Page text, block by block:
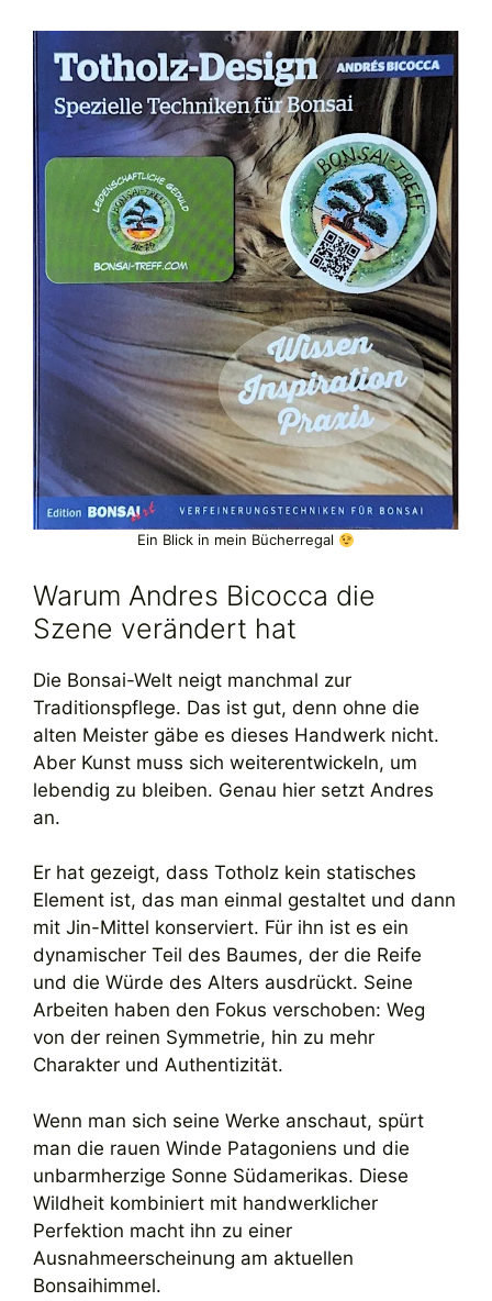
Ein Blick in mein Bücherregal
Warum Andres Bicocca die
Szene verändert hat
Die Bonsai-Welt neigt manchmal zur
Traditionspflege. Das ist gut, denn ohne die
alten Meister gäbe es dieses Handwerk nicht.
Aber Kunst muss sich weiterentwickeln, um
lebendig zu bleiben. Genau hier setzt Andres
an.
Er hat gezeigt, dass Totholz kein statisches
Element ist, das man einmal gestaltet und dann
mit Jin-Mittel konserviert. Für ihn ist es ein
dynamischer Teil des Baumes, der die Reife
und die Würde des Alters ausdrückt. Seine
Arbeiten haben den Fokus verschoben: Weg
von der reinen Symmetrie, hin zu mehr
Charakter und Authentizität.
Wenn man sich seine Werke anschaut, spürt
man die rauen Winde Patagoniens und die
unbarmherzige Sonne Südamerikas. Diese
Wildheit kombiniert mit handwerklicher
Perfektion macht ihn zu einer
Ausnahmeerscheinung am aktuellen
Bonsaihimmel.